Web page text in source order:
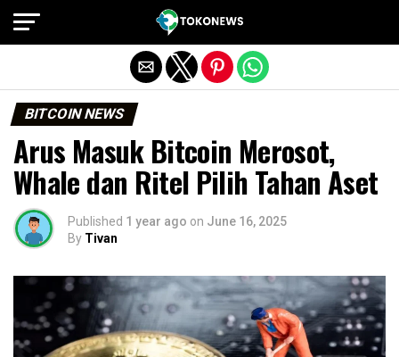
BITCOIN NEWS
Arus Masuk Bitcoin Merosot,
Whale dan Ritel Pilih Tahan Aset
Published 1 year ago on June 16, 2025
By Tivan
Exit mobile version